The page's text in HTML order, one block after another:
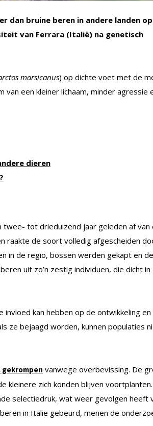
dan bruine beren in andere landen
van Ferrara (Italië) na genetisch
marsicanus) op dichte voet met de
een kleiner lichaam, minder agressie
dieren
twee- tot drieduizend jaar geleden af van
raakte de soort volledig afgescheiden
in de regio, bossen werden gekapt en de
uit zo’n zestig individuen, die dicht
kan hebben op de ontwikkeling
ze bejaagd worden, kunnen populaties
vanwege overbevissing. De
kleinere zich konden blijven voortplanten.
selectiedruk, wat weer gevolgen heeft
in Italië gebeurd, menen de